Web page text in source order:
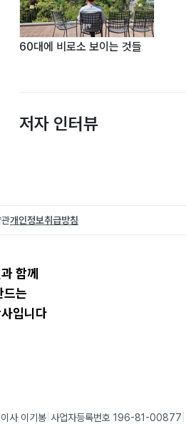
60대에 비로소 보이는 것들
저자 인터뷰
개인정보취급방침
함께
드는
입니다
사 이기봉 사업자등록번호 196-81-00877